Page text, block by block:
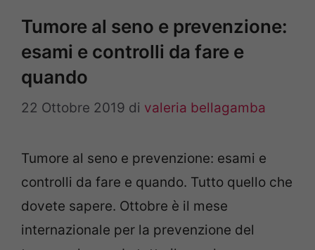
Tumore al seno e prevenzione:
esami e controlli da fare e
quando
22 Ottobre 2019 di valeria bellagamba
Tumore al seno e prevenzione: esami e
controlli da fare e quando. Tutto quello che
dovete sapere. Ottobre è il mese
internazionale per la prevenzione del